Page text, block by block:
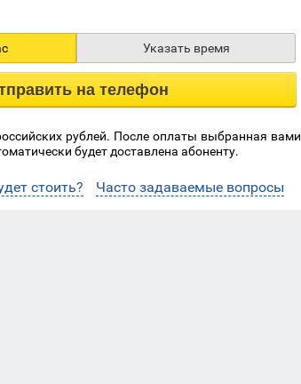
Указать время
на телефон
рублей. После оплаты выбранная вами
будет доставлена абоненту.
стоить? Часто задаваемые вопросы